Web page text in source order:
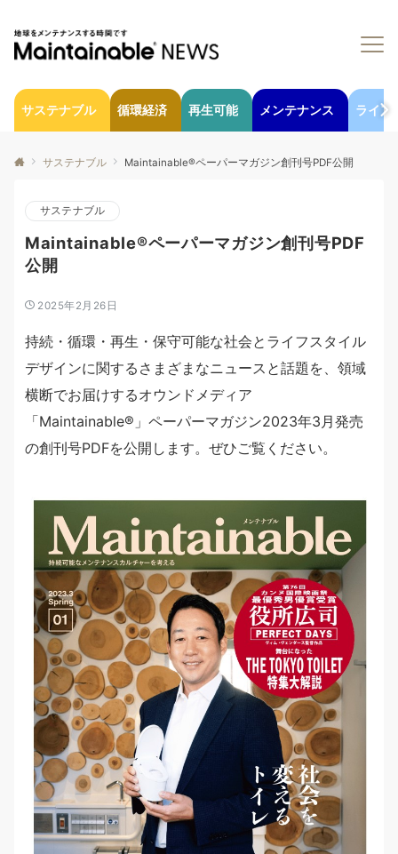
サステナブル 循環経済 再生可能 メンテナンス ライフ
サステナブル Maintainable®ペーパーマガジン創刊号PDF公開
サステナブル
Maintainable®ペーパーマガジン創刊号PDF
公開
2025年2月26日
持続・循環・再生・保守可能な社会とライフスタイル
デザインに関するさまざまなニュースと話題を、領域
横断でお届けするオウンドメディア
「Maintainable®」ペーパーマガジン2023年3月発売
の創刊号PDFを公開します。ぜひご覧ください。